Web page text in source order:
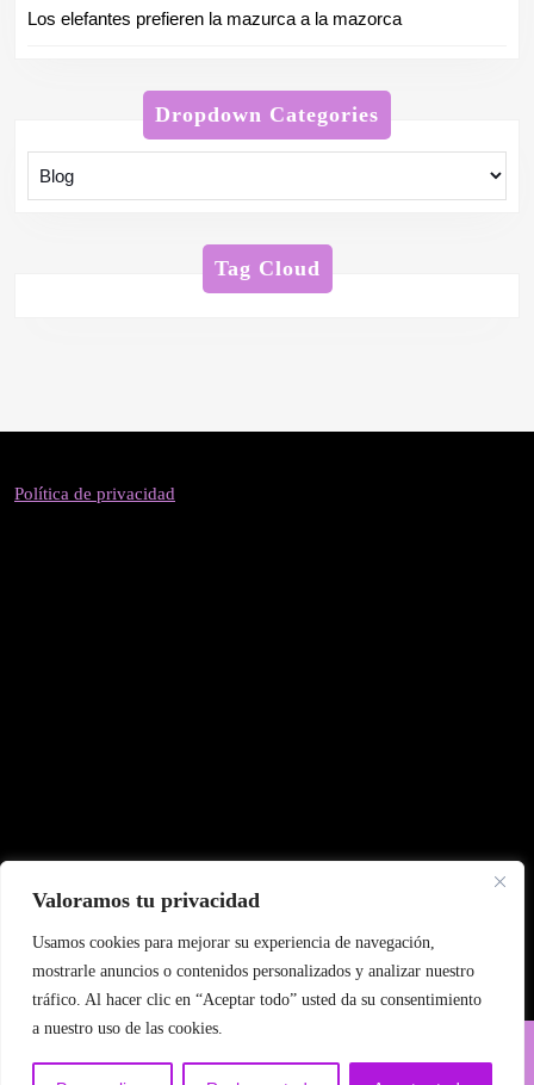
Valoramos tu privacidad
Usamos cookies para mejorar su experiencia de navegación,
mostrarle anuncios o contenidos personalizados y analizar nuestro
tráfico. Al hacer clic en “Aceptar todo” usted da su consentimiento
a nuestro uso de las cookies.
Los elefantes prefieren la mazurca a la mazorca
Dropdown Categories
Tag Cloud
Política de privacidad